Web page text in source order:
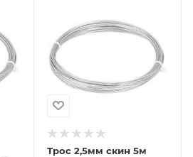
Трос 2,5мм скин 5м